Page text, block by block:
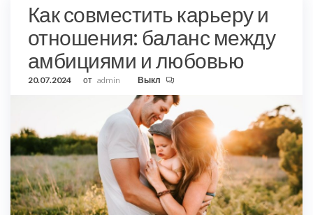
Как совместить карьеру и
отношения: баланс между
амбициями и любовью
20.07.2024 от admin Выкл